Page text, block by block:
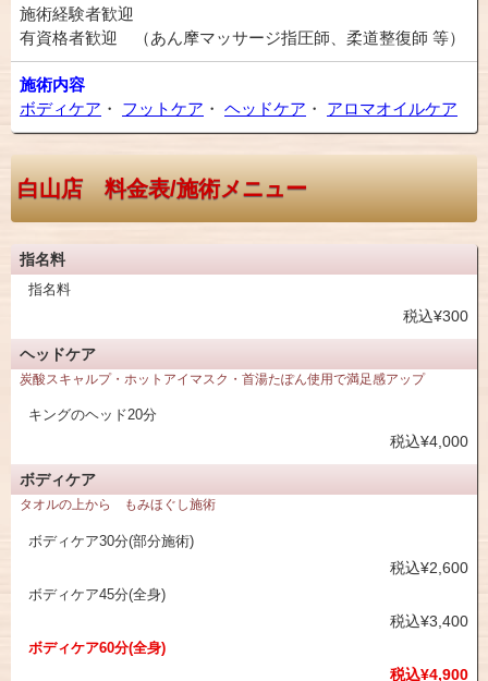
施術経験者歓迎
有資格者歓迎 （あん摩マッサージ指圧師、柔道整復師 等）
施術内容
ボディケア ・ フットケア ・ ヘッドケア ・ アロマオイルケア
白山店 料金表/施術メニュー
指名料
指名料
税込¥300
ヘッドケア
炭酸スキャルプ・ホットアイマスク・首湯たぽん使用で満足感アップ
キングのヘッド20分
税込¥4,000
ボディケア
タオルの上から もみほぐし施術
ボディケア30分(部分施術)
税込¥2,600
ボディケア45分(全身)
税込¥3,400
ボディケア60分(全身)
税込¥4,900